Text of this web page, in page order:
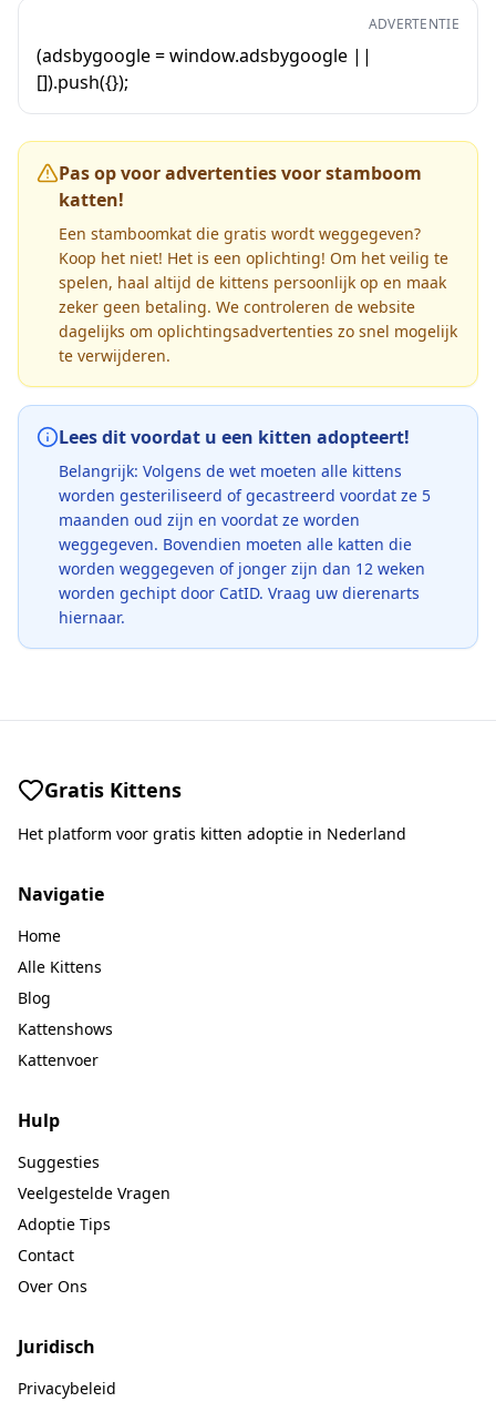
ADVERTENTIE
(adsbygoogle = window.adsbygoogle ||
[]).push({});
Pas op voor advertenties voor stamboom
katten!
Een stamboomkat die gratis wordt weggegeven?
Koop het niet! Het is een oplichting! Om het veilig te
spelen, haal altijd de kittens persoonlijk op en maak
zeker geen betaling. We controleren de website
dagelijks om oplichtingsadvertenties zo snel mogelijk
te verwijderen.
Lees dit voordat u een kitten adopteert!
Belangrijk: Volgens de wet moeten alle kittens
worden gesteriliseerd of gecastreerd voordat ze 5
maanden oud zijn en voordat ze worden
weggegeven. Bovendien moeten alle katten die
worden weggegeven of jonger zijn dan 12 weken
worden gechipt door CatID. Vraag uw dierenarts
hiernaar.
Gratis Kittens
Het platform voor gratis kitten adoptie in Nederland
Navigatie
Home
Alle Kittens
Blog
Kattenshows
Kattenvoer
Hulp
Suggesties
Veelgestelde Vragen
Adoptie Tips
Contact
Over Ons
Juridisch
Privacybeleid